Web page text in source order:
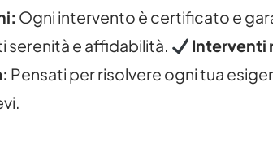
Ogni intervento è certificato e
serenità e affidabilità.
Interventi
Pensati per risolvere ogni tua